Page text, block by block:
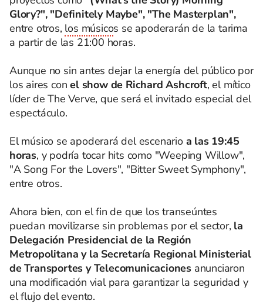
Glory?", "Definitely Maybe", "The Masterplan",
entre otros, los músicos se apoderarán de la tarima
a partir de las 21:00 horas.
Aunque no sin antes dejar la energía del público por
los aires conel show de Richard Ashcroft, el mítico
líder de The Verve, que será el invitado especial del
espectáculo.
El músico se apoderará del escenario a las 19:45
horas, y podría tocar hits como "Weeping Willow",
"A Song For the Lovers", "Bitter Sweet Symphony",
entre otros.
Ahora bien, con el fin de que los transeúntes
puedan movilizarse sin problemas por el sector, la
Delegación Presidencial de la Región
Metropolitana y la Secretaría Regional Ministerial
de Transportes y Telecomunicaciones anunciaron
una modificación vial para garantizar la seguridad y
el flujo del evento.